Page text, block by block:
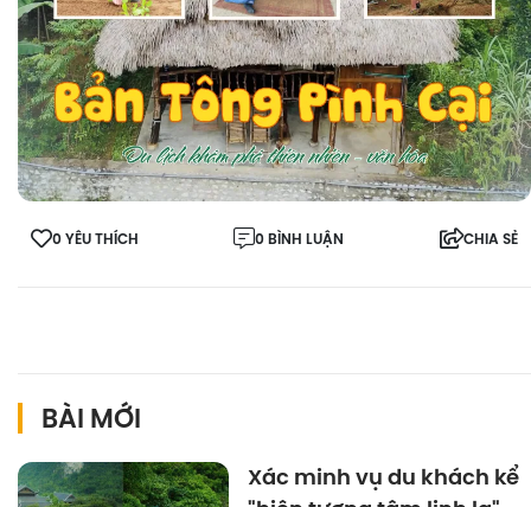
0 YÊU THÍCH 0 BÌNH LUẬN CHIA SẺ
BÀI MỚI
Xác minh vụ du khách kể